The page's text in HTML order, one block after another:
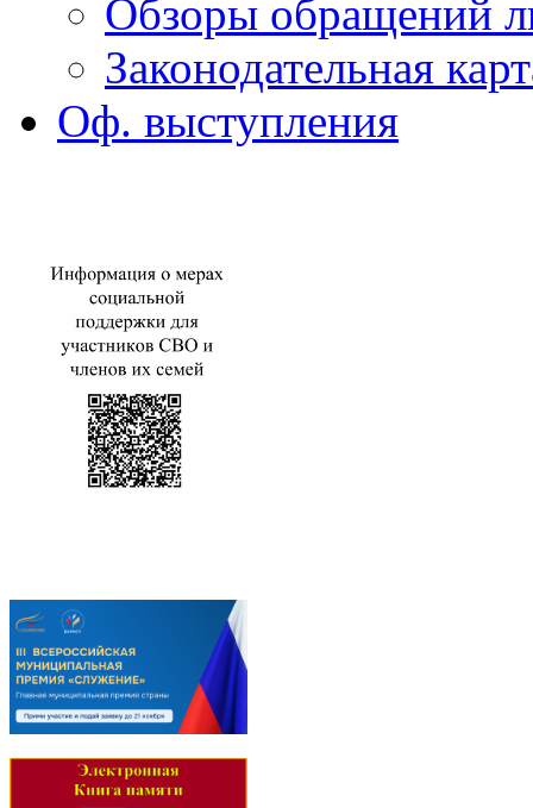
Обзоры обращений
Законодательная
Оф. выступления